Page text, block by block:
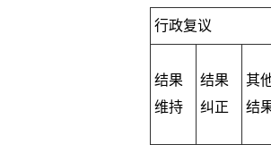
行政复议
结果
维持
结果
纠正
其
结